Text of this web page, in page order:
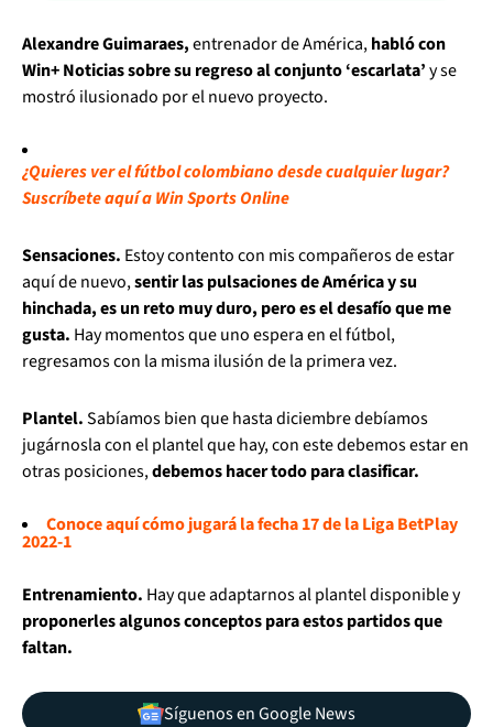
Alexandre Guimaraes,entrenador de América,habló con
Win+ Noticias sobre su regreso al conjunto ‘escarlata’y se
mostró ilusionado por el nuevo proyecto.
¿Quieres ver el fútbol colombiano desde cualquier lugar?
Suscríbete aquí a Win Sports Online
Sensaciones. Estoy contento con mis compañeros de estar
aquí de nuevo,sentir las pulsaciones de América y su
hinchada, es un reto muy duro, pero es el desafío que me
gusta. Hay momentos que uno espera en el fútbol,
regresamos con la misma ilusión de la primera vez.
Plantel.Sabíamos bien que hasta diciembre debíamos
jugárnosla con el plantel que hay, con este debemos estar en
otras posiciones,debemos hacer todo para clasificar.
Conoce aquí cómo jugará la fecha 17 de la Liga BetPlay
2022-1
Entrenamiento. Hay que adaptarnos al plantel disponible y
proponerles algunos conceptos para estos partidos que
faltan.
Síguenos en Google News